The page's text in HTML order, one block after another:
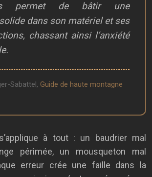
permet de bâtir une
dans son matériel et ses
chassant ainsi l’anxiété
Sabattel, Guide de haute montagne
à tout : un baudrier mal
périmée, un mousqueton mal
erreur crée une faille dans la